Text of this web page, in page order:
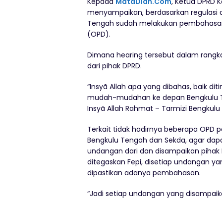
menyampaikan, berdasarkan regulasi
Tengah sudah melakukan
(OPD).
Dimana hearing tersebut dalam
dari pihak DPRD.
“Insyã Allah apa yang dibahas, baik
mudah-mudahan ke depan Bengkulu
Insyã Allah Rahmat – Tarmizi
Terkait tidak hadirnya beberapa OPD
Bengkulu Tengah dan Sekda, agar
undangan dari dan disampaikan
ditegaskan Fepi, disetiap undangan
dipastikan adanya pembahasan.
“Jadi setiap undangan yang